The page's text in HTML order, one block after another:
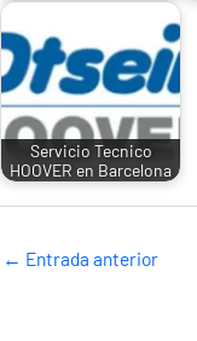
Servicio Tecnico
HOOVER en Barcelona
← Entrada anterior